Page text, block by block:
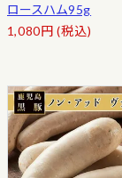
ロースハム95g
1,080円(税込)